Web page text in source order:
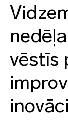
vēstīs